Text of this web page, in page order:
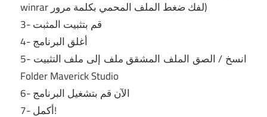
winrar لفك ضغط الملف المحمي بكلمة مرور)
3- قم بتثبيت المثبت
4- أغلق البرنامج
5- انسخ / الصق الملف المشقق ملف إلى ملف التثبيت
Folder Maverick Studio
6- الآن قم بتشغيل البرنامج
7- أكمل!